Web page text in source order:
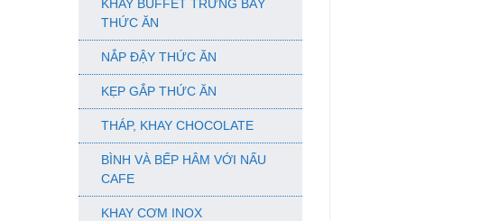
KHAY BUFFET TRƯNG BÀY
THỨC ĂN
NẮP ĐẬY THỨC ĂN
KẸP GẮP THỨC ĂN
THÁP, KHAY CHOCOLATE
BÌNH VÀ BẾP HÂM VỚI NẤU
CAFE
KHAY CƠM INOX